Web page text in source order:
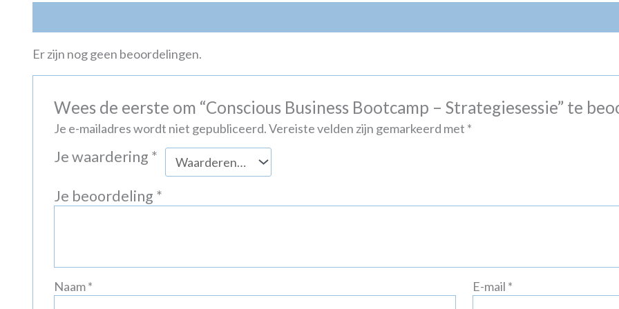
Er zijn nog geen beoordelingen.
Wees de eerste om “Conscious Business Bootcamp – Strategiesessie” te
Je e-mailadres wordt niet gepubliceerd.Vereiste velden zijn gemarkeerd met *
Je waardering *
Je beoordeling *
Naam* E-mail *